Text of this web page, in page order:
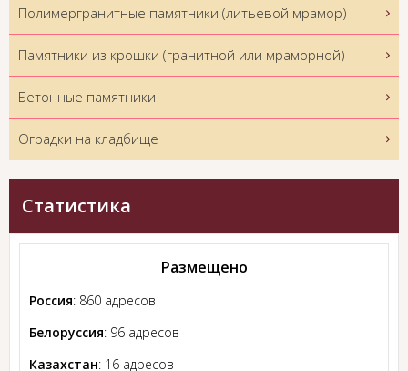
Полимергранитные памятники (литьевой мрамор)
Памятники из крошки (гранитной или мраморной)
Бетонные памятники
Оградки на кладбище
Статистика
Размещено
Россия: 860 адресов
Белоруссия: 96 адресов
Казахстан: 16 адресов